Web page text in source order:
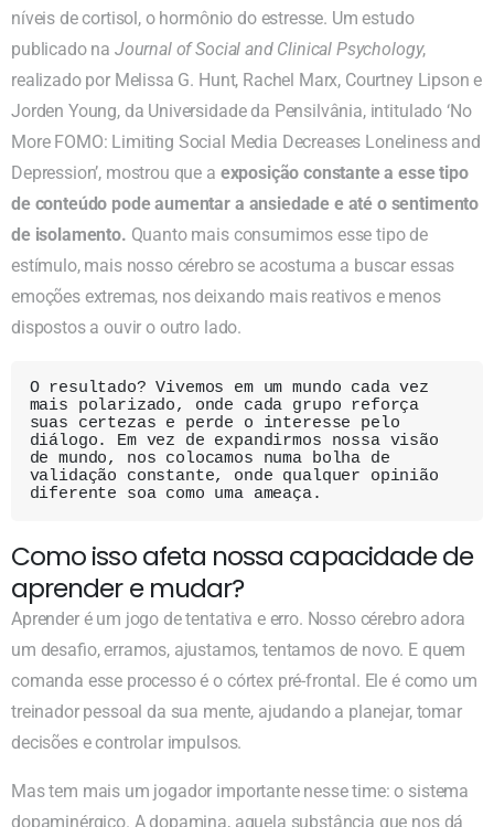
níveis de cortisol, o hormônio do estresse. Um estudo
publicado na Journal of Social and Clinical Psychology,
realizado por Melissa G. Hunt, Rachel Marx, Courtney Lipson e
Jorden Young, da Universidade da Pensilvânia, intitulado ‘No
More FOMO: Limiting Social Media Decreases Loneliness and
Depression’, mostrou que a exposição constante a esse tipo
de conteúdo pode aumentar a ansiedade e até o sentimento
de isolamento. Quanto mais consumimos esse tipo de
estímulo, mais nosso cérebro se acostuma a buscar essas
emoções extremas, nos deixando mais reativos e menos
dispostos a ouvir o outro lado.
O resultado? Vivemos em um mundo cada vez
mais polarizado, onde cada grupo reforça
suas certezas e perde o interesse pelo
diálogo. Em vez de expandirmos nossa visão
de mundo, nos colocamos numa bolha de
validação constante, onde qualquer opinião
diferente soa como uma ameaça.
Como isso afeta nossa capacidade de
aprender e mudar?
Aprender é um jogo de tentativa e erro. Nosso cérebro adora
um desafio, erramos, ajustamos, tentamos de novo. E quem
comanda esse processo é o córtex pré-frontal. Ele é como um
treinador pessoal da sua mente, ajudando a planejar, tomar
decisões e controlar impulsos.
Mas tem mais um jogador importante nesse time: o sistema
dopaminérgico. A dopamina, aquela substância que nos dá